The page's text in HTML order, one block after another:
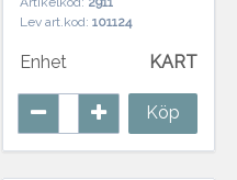
Lev art.kod: 101124
Enhet KART
Köp